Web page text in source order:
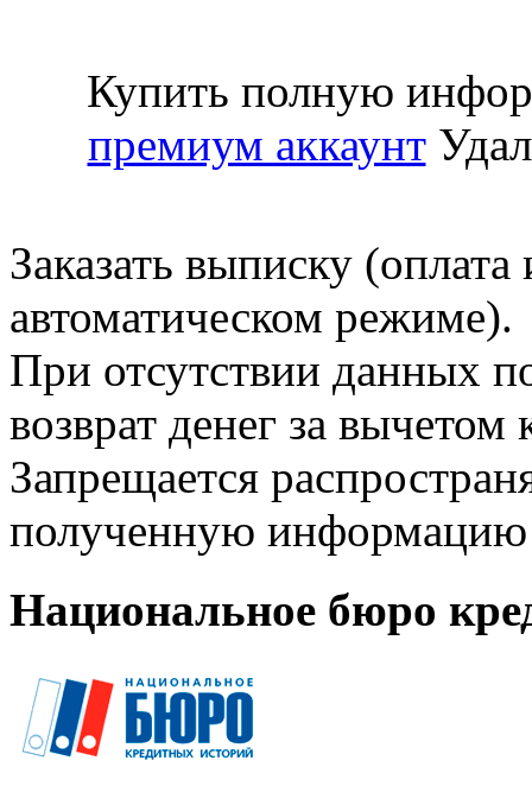
Купить полную
премиум аккаунт
Заказать выписку
автоматическом режиме).
При отсутствии данных
возврат денег за
Запрещается
полученную информацию
Национальное бюро